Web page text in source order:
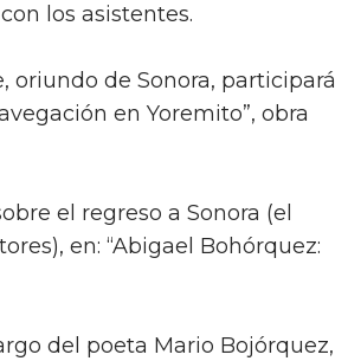
los asistentes.
oriundo de Sonora, participará
en Yoremito”, obra
el regreso a Sonora (el
en: “Abigael Bohórquez:
del poeta Mario Bojórquez,